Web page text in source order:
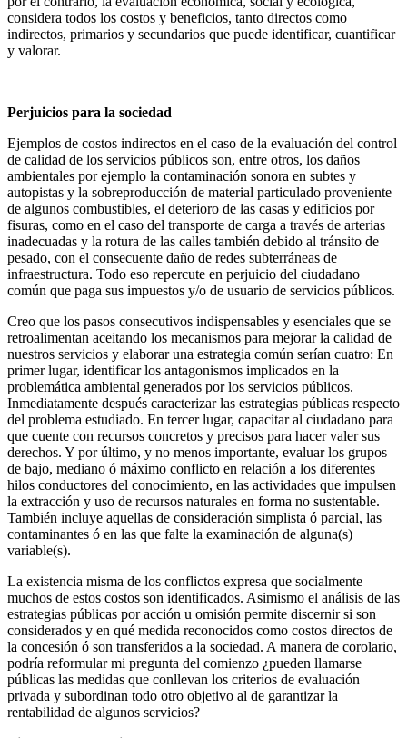
considera todos los costos y beneficios, tanto directos como
indirectos, primarios y secundarios que puede identificar, cuantificar
y valorar.
Perjuicios para la sociedad
Ejemplos de costos indirectos en el caso de la evaluación del control
de calidad de los servicios públicos son, entre otros, los daños
ambientales por ejemplo la contaminación sonora en subtes y
autopistas y la sobreproducción de material particulado proveniente
de algunos combustibles, el deterioro de las casas y edificios por
fisuras, como en el caso del transporte de carga a través de arterias
inadecuadas y la rotura de las calles también debido al tránsito de
pesado, con el consecuente daño de redes subterráneas de
infraestructura. Todo eso repercute en perjuicio del ciudadano
común que paga sus impuestos y/o de usuario de servicios públicos.
Creo que los pasos consecutivos indispensables y esenciales que se
retroalimentan aceitando los mecanismos para mejorar la calidad de
nuestros servicios y elaborar una estrategia común serían cuatro: En
primer lugar, identificar los antagonismos implicados en la
problemática ambiental generados por los servicios públicos.
Inmediatamente después caracterizar las estrategias públicas respecto
del problema estudiado. En tercer lugar, capacitar al ciudadano para
que cuente con recursos concretos y precisos para hacer valer sus
derechos. Y por último, y no menos importante, evaluar los grupos
de bajo, mediano ó máximo conflicto en relación a los diferentes
hilos conductores del conocimiento, en las actividades que impulsen
la extracción y uso de recursos naturales en forma no sustentable.
También incluye aquellas de consideración simplista ó parcial, las
contaminantes ó en las que falte la examinación de alguna(s)
variable(s).
La existencia misma de los conflictos expresa que socialmente
muchos de estos costos son identificados. Asimismo el análisis de las
estrategias públicas por acción u omisión permite discernir si son
considerados y en qué medida reconocidos como costos directos de
la concesión ó son transferidos a la sociedad. A manera de corolario,
podría reformular mi pregunta del comienzo ¿pueden llamarse
públicas las medidas que conllevan los criterios de evaluación
privada y subordinan todo otro objetivo al de garantizar la
rentabilidad de algunos servicios?